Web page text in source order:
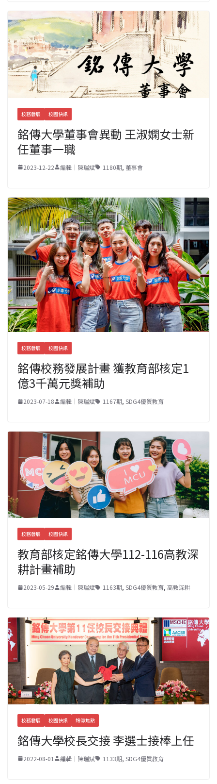
校務發展 校園快訊
銘傳大學董事會異動 王淑嫻女士新
任董事一職
2023-12-22 編輯｜陳瑞斌 1180期, 董事會
校務發展 校園快訊
銘傳校務發展計畫 獲教育部核定1
億3千萬元獎補助
2023-07-18 編輯｜陳瑞斌 1167期, SDG4優質教育
校務發展 校園快訊
教育部核定銘傳大學112-116高教深
耕計畫補助
2023-05-29 編輯｜陳瑞斌 1163期, SDG4優質教育, 高教深耕
校務發展 校園快訊 銘傳焦點
銘傳大學校長交接 李選士接棒上任
2022-08-01 編輯｜陳瑞斌 1133期, SDG4優質教育